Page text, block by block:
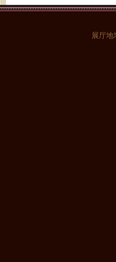
展厅